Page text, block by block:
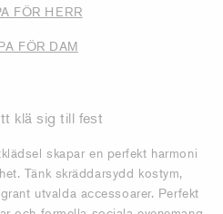
FÖR HERR
FÖR DAM
klä sig till fest
skapar en perfekt harmoni
Tänk skräddarsydd kostym,
utvalda accessoarer. Perfekt